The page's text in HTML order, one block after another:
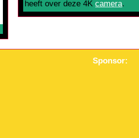
heeft over deze 4Kcamera.
Sponsor: